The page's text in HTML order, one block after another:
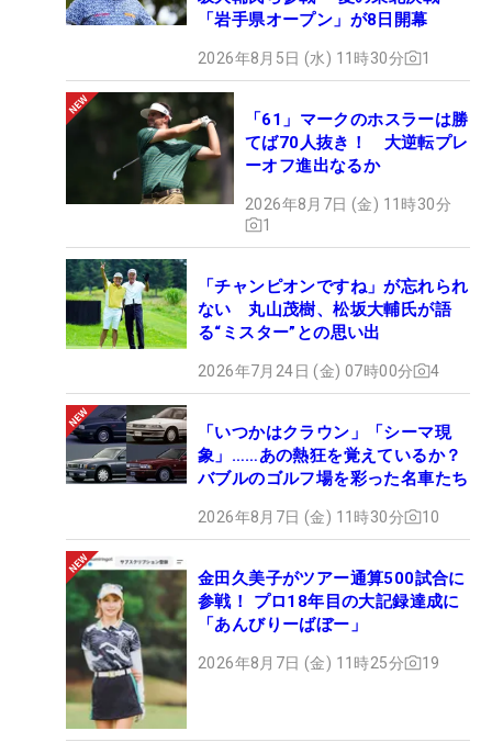
「岩手県オープン」が8日開幕
2026年8月5日 (水) 11時30分 1
「61」マークのホスラーは勝
てば70人抜き！ 大逆転プレ
ーオフ進出なるか
2026年8月7日 (金) 11時30分
1
「チャンピオンですね」が忘れられ
ない 丸山茂樹、松坂大輔氏が語
る“ミスター”との思い出
2026年7月24日 (金) 07時00分 4
「いつかはクラウン」「シーマ現
象」……あの熱狂を覚えているか？
バブルのゴルフ場を彩った名車たち
2026年8月7日 (金) 11時30分 10
金田久美子がツアー通算500試合に
参戦！ プロ18年目の大記録達成に
「あんびりーばぼー」
2026年8月7日 (金) 11時25分 19